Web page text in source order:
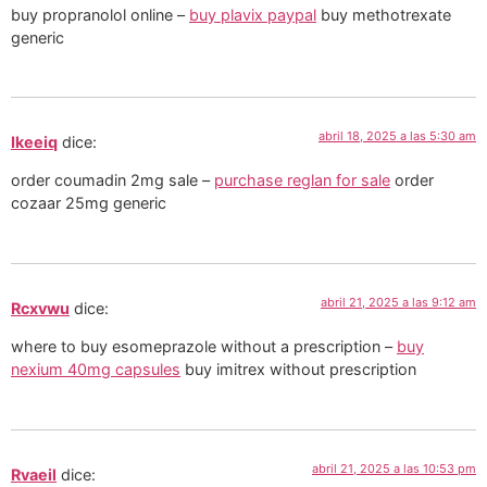
buy propranolol online – buy plavix paypal buy methotrexate
generic
Ikeeiq dice: abril 18, 2025 a las 5:30 am
order coumadin 2mg sale – purchase reglan for sale order
cozaar 25mg generic
Rcxvwu dice: abril 21, 2025 a las 9:12 am
where to buy esomeprazole without a prescription – buy
nexium 40mg capsules buy imitrex without prescription
Rvaeil dice: abril 21, 2025 a las 10:53 pm